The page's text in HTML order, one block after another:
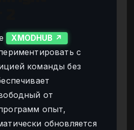
XMODHUB ↗
с
команды без
от
опыт,
обновляется